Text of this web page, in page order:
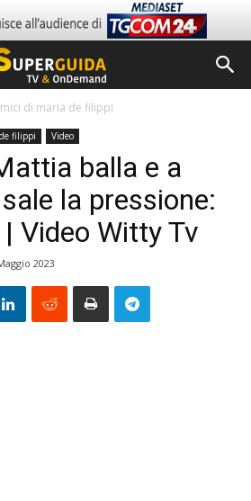
di maria de filippi
filippi Video
balla e a
la pressione:
| Video Witty Tv
2023